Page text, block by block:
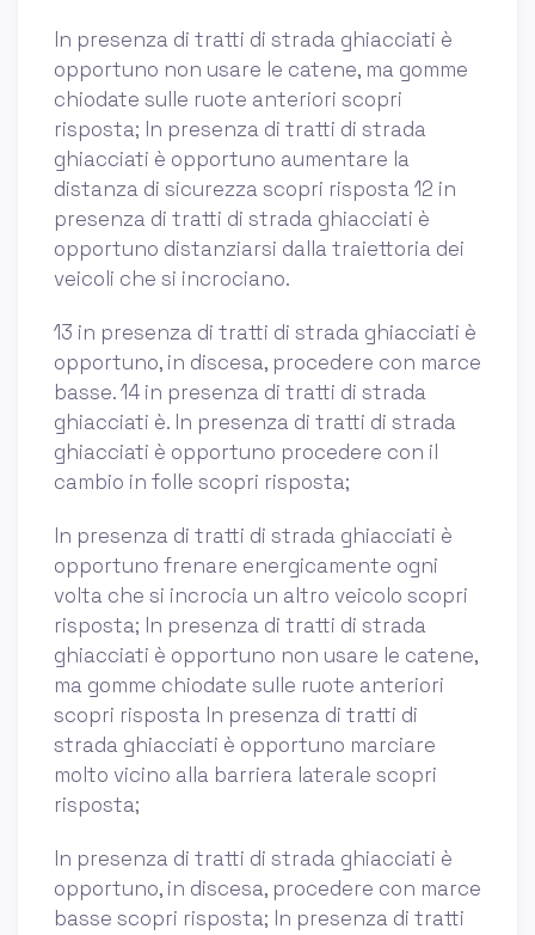
In presenza di tratti di strada ghiacciati è
opportuno non usare le catene, ma gomme
chiodate sulle ruote anteriori scopri
risposta; In presenza di tratti di strada
ghiacciati è opportuno aumentare la
distanza di sicurezza scopri risposta 12 in
presenza di tratti di strada ghiacciati è
opportuno distanziarsi dalla traiettoria dei
veicoli che si incrociano.
13 in presenza di tratti di strada ghiacciati è
opportuno, in discesa, procedere con marce
basse. 14 in presenza di tratti di strada
ghiacciati è. In presenza di tratti di strada
ghiacciati è opportuno procedere con il
cambio in folle scopri risposta;
In presenza di tratti di strada ghiacciati è
opportuno frenare energicamente ogni
volta che si incrocia un altro veicolo scopri
risposta; In presenza di tratti di strada
ghiacciati è opportuno non usare le catene,
ma gomme chiodate sulle ruote anteriori
scopri risposta In presenza di tratti di
strada ghiacciati è opportuno marciare
molto vicino alla barriera laterale scopri
risposta;
In presenza di tratti di strada ghiacciati è
opportuno, in discesa, procedere con marce
basse scopri risposta; In presenza di tratti